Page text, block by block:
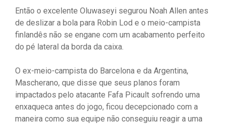
Então o excelente Oluwaseyi segurou Noah Allen antes
de deslizar a bola para Robin Lod e o meio-campista
finlandês não se engane com um acabamento perfeito
do pé lateral da borda da caixa.
O ex-meio-campista do Barcelona e da Argentina,
Mascherano, que disse que seus planos foram
impactados pelo atacante Fafa Picault sofrendo uma
enxaqueca antes do jogo, ficou decepcionado com a
maneira como sua equipe não conseguiu reagir a uma